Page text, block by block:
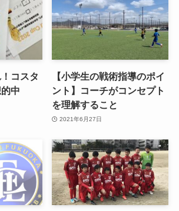
コスタ
中
【小学生の戦術指導のポイ
ント】コーチがコンセプト
を理解すること
2021年6月27日